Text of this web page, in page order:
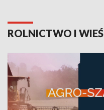
ROLNICTWO I WIEŚ